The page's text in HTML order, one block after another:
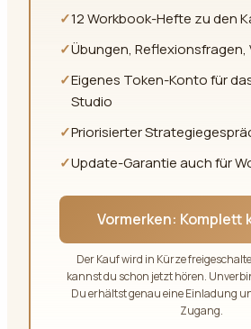
✓12 Workbook-Hefte zu den
✓Übungen, Reflexionsfragen,
✓Eigenes Token-Konto für
Studio
✓Priorisierter
✓Update-Garantie auch für
Vormerken: Komplett
Der Kauf wird in Kürze
kannst du schon jetzt hören.
Du erhältst genau eine Einladung
Zugang.